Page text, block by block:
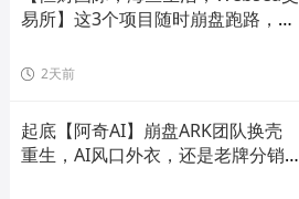
易所】这3个项目随时崩盘跑路，赶
2天前
起底【阿奇AI】崩盘ARK团队换壳
重生，AI风口外衣，还是老牌分销